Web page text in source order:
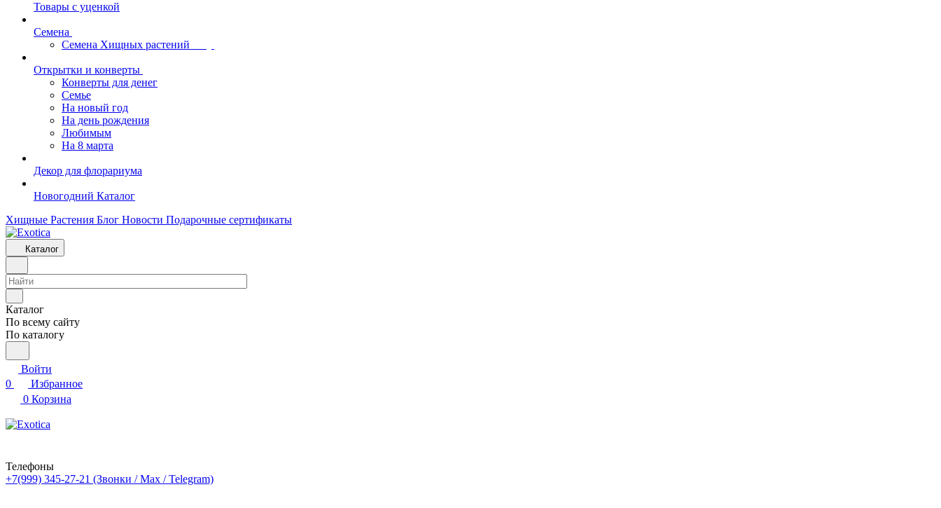
Товары с уценкой
Семена
Семена Хищных растений
Открытки и конверты
Конверты для денег
Семье
На новый год
На день рождения
Любимым
На 8 марта
Декор для флорариума
Новогодний Каталог
Хищные Растения Блог Новости Подарочные сертификаты
Каталог
Каталог
По всему сайту
По каталогу
Войти
0
Избранное
0 Корзина
Телефоны
+7(999) 345-27-21 (Звонки / Max / Telegram)